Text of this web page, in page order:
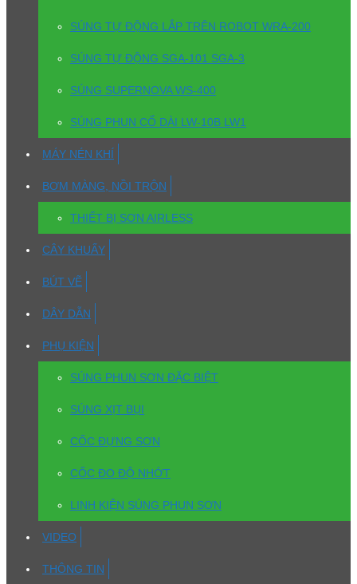
SÚNG TỰ ĐỘNG LẮP TRÊN ROBOT WRA-200
SÚNG TỰ ĐỘNG SGA-101 SGA-3
SÚNG SUPERNOVA WS-400
SÚNG PHUN CỔ DÀI LW-10B LW1
MÁY NÉN KHÍ
BƠM MÀNG, NỒI TRỘN
THIẾT BỊ SƠN AIRLESS
CÂY KHUẤY
BÚT VẼ
DÂY DẪN
PHỤ KIỆN
SÚNG PHUN SƠN ĐẶC BIỆT
SÚNG XỊT BỤI
CỐC ĐỰNG SƠN
CỐC ĐO ĐỘ NHỚT
LINH KIỆN SÚNG PHUN SƠN
VIDEO
THÔNG TIN